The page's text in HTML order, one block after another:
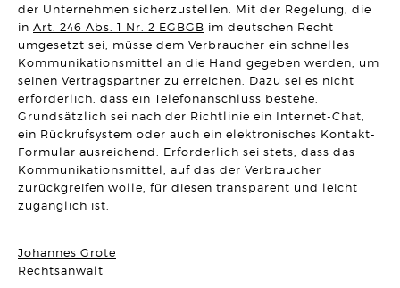
Artikel vom 03.03.2026 | Hanno Stangier
MIETRECHT
Darf eine Untervermietung darauf ausgerichtet sein, einen
Artikel vom 23.02.2026 | Sonja Borchard
ARBEITSRECHT
Schadensersatz bei permanent unzulässiger Überwachung
des Arbeitsplatzes
Artikel vom 12.02.2026 | Ralf Regel
BAURECHT
Gebäudetyp E: "E" wie "einfach" oder "E" wie
der Unternehmen sicherzustellen. Mit der Regelung, die
in Art. 246 Abs. 1 Nr. 2 EGBGB im deutschen Recht
umgesetzt sei, müsse dem Verbraucher ein schnelles
Kommunikationsmittel an die Hand gegeben werden, um
seinen Vertragspartner zu erreichen. Dazu sei es nicht
erforderlich, dass ein Telefonanschluss bestehe.
Grundsätzlich sei nach der Richtlinie ein Internet-Chat,
ein Rückrufsystem oder auch ein elektronisches Kontakt-
Formular ausreichend. Erforderlich sei stets, dass das
Kommunikationsmittel, auf das der Verbraucher
zurückgreifen wolle, für diesen transparent und leicht
zugänglich ist.
Johannes Grote
Rechtsanwalt